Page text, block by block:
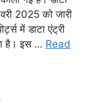
2025 को जारी
में डाटा एंट्री
है। इस … Read